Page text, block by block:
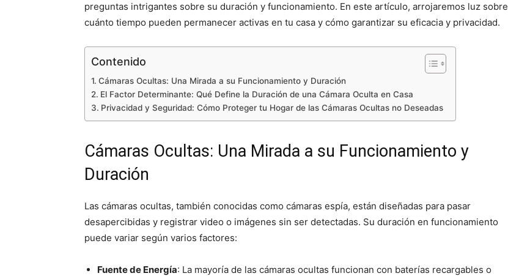
preguntas intrigantes sobre su duración y funcionamiento. En este artículo, arrojaremos luz sobre
cuánto tiempo pueden permanecer activas en tu casa y cómo garantizar su eficacia y privacidad.
Contenido
Cámaras Ocultas: Una Mirada a su Funcionamiento y Duración
El Factor Determinante: Qué Define la Duración de una Cámara Oculta en Casa
Privacidad y Seguridad: Cómo Proteger tu Hogar de las Cámaras Ocultas no Deseadas
Cámaras Ocultas: Una Mirada a su Funcionamiento y
Duración
Las cámaras ocultas, también conocidas como cámaras espía, están diseñadas para pasar
desapercibidas y registrar video o imágenes sin ser detectadas. Su duración en funcionamiento
puede variar según varios factores:
Fuente de Energía: La mayoría de las cámaras ocultas funcionan con baterías recargables o